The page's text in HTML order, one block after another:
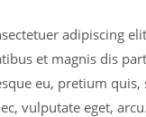
adipiscing
et magnis dis
eu, pretium
vulputate eget,